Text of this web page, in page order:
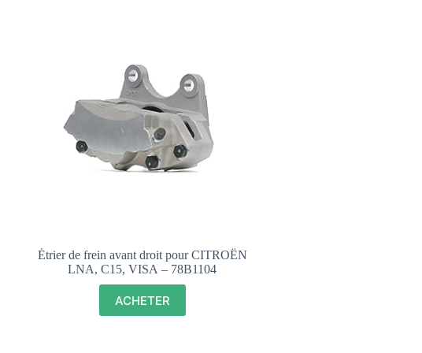
Étrier de frein avant droit pour CITROЁN
LNA, C15, VISA – 78B1104
ACHETER